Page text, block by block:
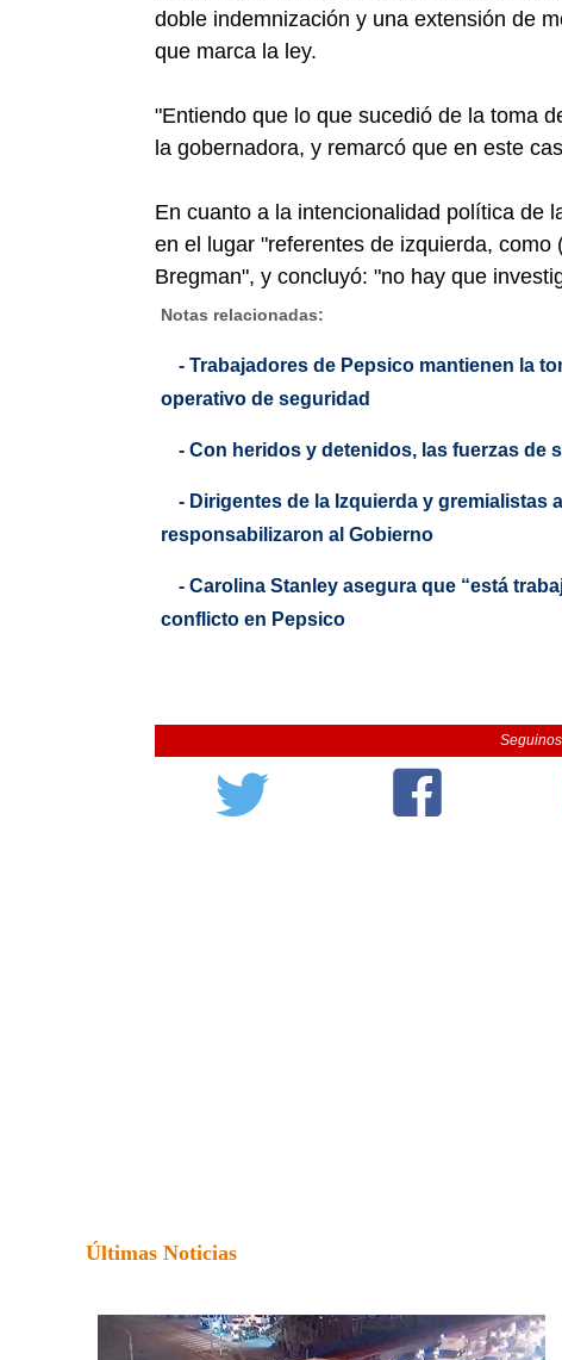
doble indemnización y una extensión de
que marca la ley.
"Entiendo que lo que sucedió de la toma
la gobernadora, y remarcó que en este
En cuanto a la intencionalidad política de
en el lugar "referentes de izquierda,
Bregman", y concluyó: "no hay que
Notas relacionadas:
- Trabajadores de Pepsico mantienen la
operativo de seguridad
- Con heridos y detenidos, las fuerzas de
- Dirigentes de la Izquierda y gremialistas
responsabilizaron al Gobierno
- Carolina Stanley asegura que “está
conflicto en Pepsico
Últimas Noticias